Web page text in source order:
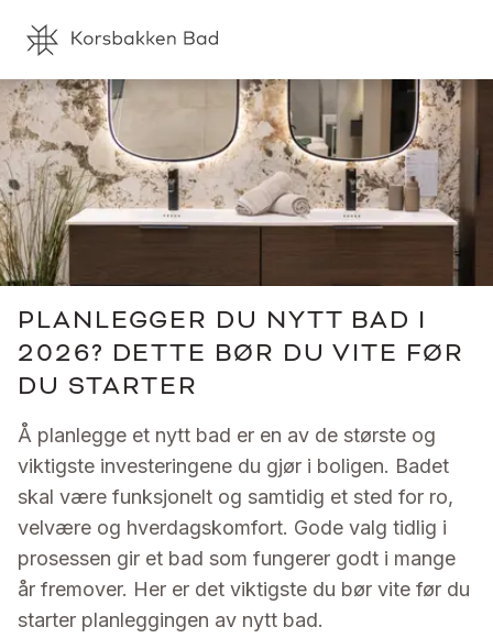
PLANLEGGER DU NYTT BAD I
2026? DETTE BØR DU VITE FØR
DU STARTER
Å planlegge et nytt bad er en av de største og
viktigste investeringene du gjør i boligen. Badet
skal være funksjonelt og samtidig et sted for ro,
velvære og hverdagskomfort. Gode valg tidlig i
prosessen gir et bad som fungerer godt i mange
år fremover. Her er det viktigste du bør vite før du
starter planleggingen av nytt bad.